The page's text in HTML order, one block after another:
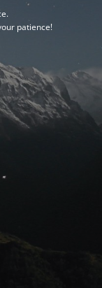
patience!